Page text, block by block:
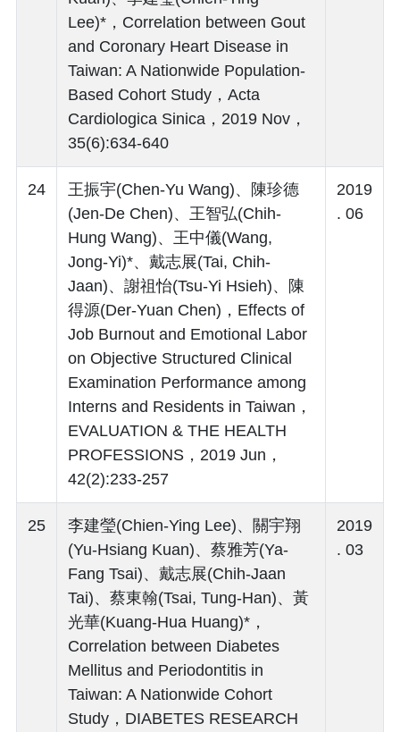
Lee)*，Correlation between Gout
and Coronary Heart Disease in
Taiwan: A Nationwide Population-
Based Cohort Study，Acta
Cardiologica Sinica，2019 Nov，
35(6):634-640
24
王振宇(Chen-Yu Wang)、陳珍德
(Jen-De Chen)、王智弘(Chih-
Hung Wang)、王中儀(Wang,
Jong-Yi)*、戴志展(Tai, Chih-
Jaan)、謝祖怡(Tsu-Yi Hsieh)、陳
得源(Der-Yuan Chen)，Effects of
Job Burnout and Emotional Labor
on Objective Structured Clinical
Examination Performance among
Interns and Residents in Taiwan，
EVALUATION & THE HEALTH
PROFESSIONS，2019 Jun，
42(2):233-257
2019
. 06
25
李建瑩(Chien-Ying Lee)、關宇翔
(Yu-Hsiang Kuan)、蔡雅芳(Ya-
Fang Tsai)、戴志展(Chih-Jaan
Tai)、蔡東翰(Tsai, Tung-Han)、黃
光華(Kuang-Hua Huang)*，
Correlation between Diabetes
Mellitus and Periodontitis in
Taiwan: A Nationwide Cohort
Study，DIABETES RESEARCH
2019
. 03